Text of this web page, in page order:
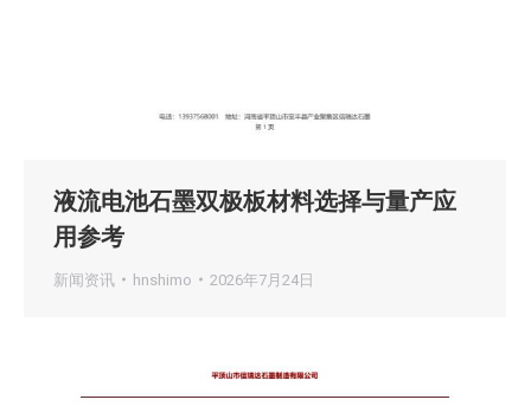
液流电池石墨双极板材料选择与量产应
用参考
新闻资讯 hnshimo 2026年7月24日